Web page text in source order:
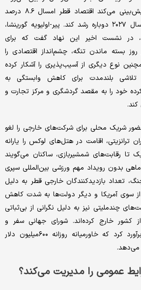
صندوق بین‌المللی پول پیش‌بینی می‌کند اقتصاد قطر امسال ۸.۶ درصد
کوچک شود و سپس در سال ۲۰۲۷ دوباره رشد کند. پیر-اولیویه گورینشا،
در نشست اخیر این نهاد گفت که برای
بسته ماندن تنگه، چشم‌انداز اقتصادی را
نوع دیگری از آسیب‌پذیری را آشکار کرده
بلندمدت برای کاهش وابستگی به
خود را به مقصد گردشگری و مرکز تجارت و
کند.
الزام حضور شریک محلی برای شرکت‌های خارجی را لغو
ترانزیتی، اقامت در هتل‌های لوکس را یارانه
تا رقابت‌های شمشیربازی، ساکنان می‌گویند
بدون رویداد مهم ورزشی بین‌المللی سپری
تعداد بازدیدکنندگان خارجی قطر به دلیل
سوی آمریکا و دیگر دولت‌ها به شدت کاهش
چندملیتی نیز به دلیل نگرانی از بی‌ثباتی
کشور خارج کرده‌اند. شورای جهانی سفر و
گردشگری در ماه مارس برآورد کرد که خاورمیانه روزانه ۶۰۰‌میلیون دلار
می‌دهد.
عمومی را مدیریت می‌کند؟